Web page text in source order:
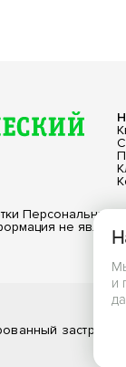
и
Персональных
не